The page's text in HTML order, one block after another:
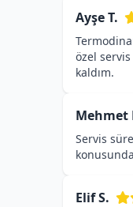
Ayşe T.
özel
kaldım.
Mehmet
Servis
Elif S.